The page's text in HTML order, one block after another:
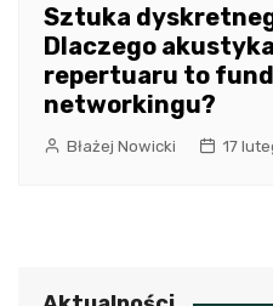
Sztuka
Dlaczego
repertuaru to
networkingu?
Błażej Nowicki 17